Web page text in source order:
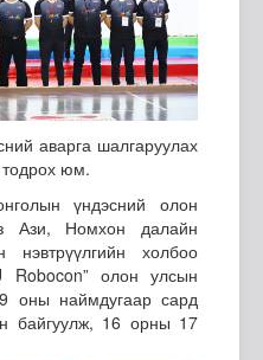
аварга шалгаруулах
юм.
үндэсний олон
Ази, Номхон далайн
холбоо
Robocon” олон улсын
оны наймдугаар сард
байгуулж, 16 орны 17